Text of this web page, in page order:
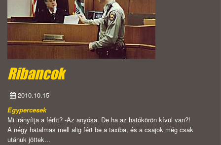
Ribancok
2010.10.15
Egypercesek
Mi irányítja a férfit? -Az anyósa. De ha az hatókörön kívül van?!
A négy hatalmas mell alig fért be a taxiba, és a csajok még csak
utánuk jöttek...